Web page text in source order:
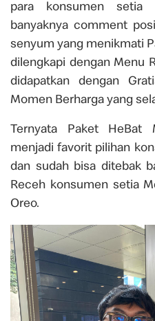
para konsumen setia
banyaknya comment
senyum yang menikmati
dilengkapi dengan Menu
didapatkan dengan
Momen Berharga yang
Ternyata Paket HeBat
menjadi favorit pilihan
dan sudah bisa ditebak
Receh konsumen setia
Oreo.